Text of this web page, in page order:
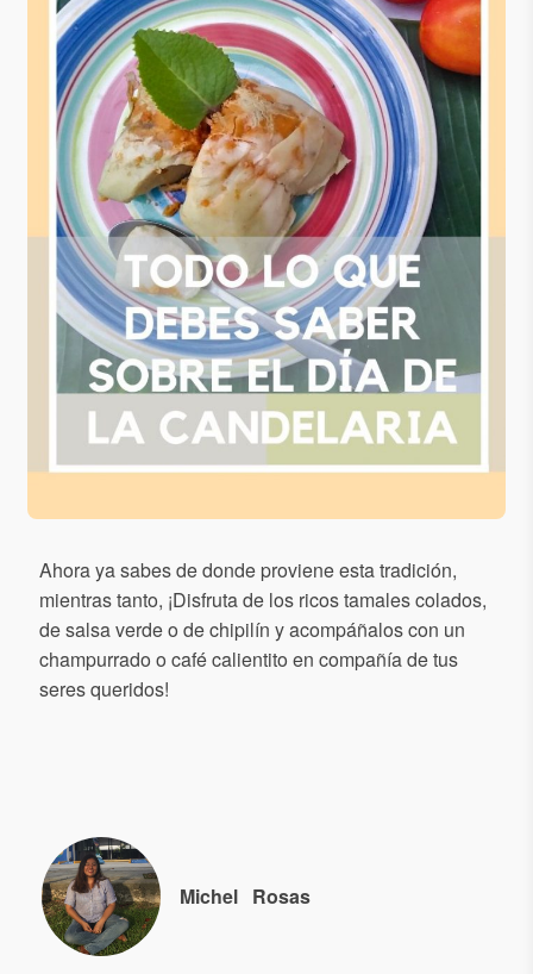
Ahora ya sabes de donde proviene esta tradición,
mientras tanto, ¡Disfruta de los ricos tamales colados,
de salsa verde o de chipilín y acompáñalos con un
champurrado o café calientito en compañía de tus
seres queridos!
Michel Rosas